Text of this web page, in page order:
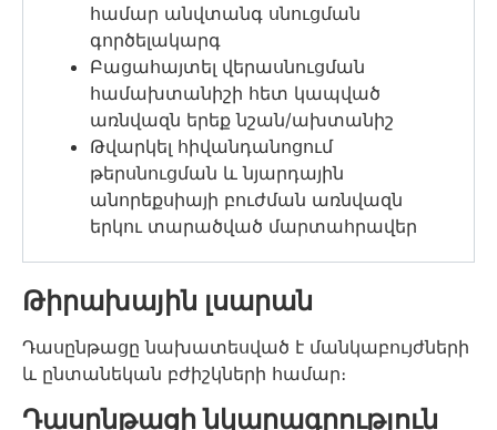
համար անվտանգ սնուցման
գործելակարգ
Բացահայտել վերասնուցման
համախտանիշի հետ կապված
առնվազն երեք նշան/ախտանիշ
Թվարկել հիվանդանոցում
թերսնուցման և նյարդային
անորեքսիայի բուժման առնվազն
երկու տարածված մարտահրավեր
Թիրախային լսարան
Դասընթացը նախատեսված է մանկաբույժների
և ընտանեկան բժիշկների համար։
Դասընթացի նկարագրություն